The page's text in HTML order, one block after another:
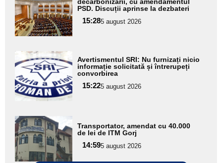
aici textul
pentru
subtitlu
PSD. Discuții aprinse la dezbateri
15:285 august 2026
Adaugă
aici textul
pentru
subtitlu
Avertismentul SRI: Nu furnizați nicio
informație solicitată și întrerupeți
convorbirea
15:225 august 2026
Adaugă
aici textul
pentru
subtitlu
Transportator, amendat cu 40.000
de lei de ITM Gorj
14:595 august 2026